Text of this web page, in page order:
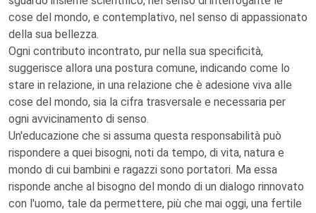
cose del mondo, e contemplativo, nel senso di appassionato
della sua bellezza.
Ogni contributo incontrato, pur nella sua specificità,
suggerisce allora una postura comune, indicando come lo
stare in relazione, in una relazione che è adesione viva alle
cose del mondo, sia la cifra trasversale e necessaria per
ogni avvicinamento di senso.
Un'educazione che si assuma questa responsabilità può
rispondere a quei bisogni, noti da tempo, di vita, natura e
mondo di cui bambini e ragazzi sono portatori. Ma essa
risponde anche al bisogno del mondo di un dialogo rinnovato
con l'uomo, tale da permettere, più che mai oggi, una fertile